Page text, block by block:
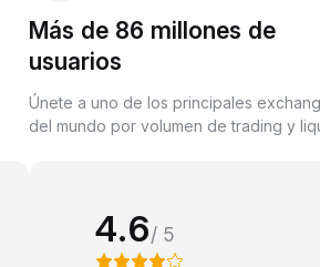
Más de 86 millones de
usuarios
Únete a uno de los principales
del mundo por volumen de trading y
4.6/ 5